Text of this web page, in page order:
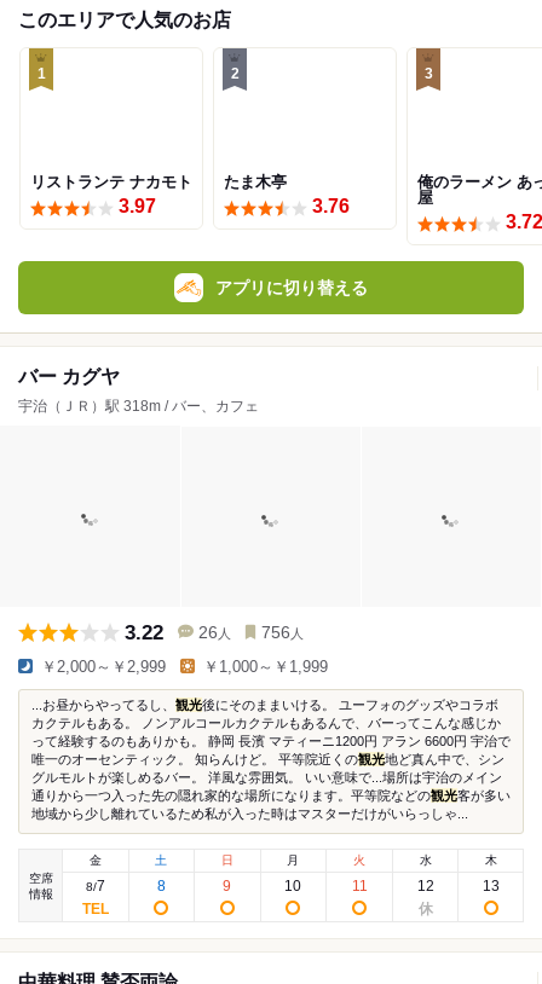
このエリアで人気のお店
1
リストランテ ナカモト
3.97
2
たま木亭
3.76
3
俺のラーメン あ
屋
3.72
アプリに切り替える
バー カグヤ
宇治（ＪＲ）駅 318m / バー、カフェ
3.22 26 人 756 人
￥2,000～￥2,999 ￥1,000～￥1,999
...お昼からやってるし、 観光後にそのままいける。 ユーフォのグッズやコラボ
カクテルもある。 ノンアルコールカクテルもあるんで、バーってこんな感じか
って経験するのもありかも。 静岡 長濱 マティーニ1200円 アラン 6600円 宇治で
唯一のオーセンティック。 知らんけど。 平等院近くの観光地ど真ん中で、シン
グルモルトが楽しめるバー。 洋風な雰囲気。 いい意味で...場所は宇治のメイン
通りから一つ入った先の隠れ家的な場所になります。平等院などの観光客が多い
地域から少し離れているため私が入った時はマスターだけがいらっしゃ...
空席
情報
金
8/7
土
8
日
9
月
10
火
11
水
12
木
13